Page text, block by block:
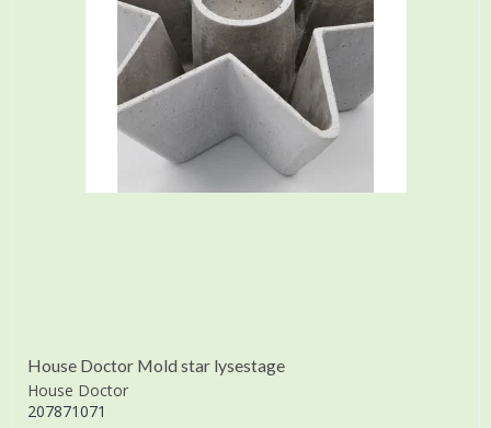
House Doctor Mold star lysestage
House Doctor
207871071